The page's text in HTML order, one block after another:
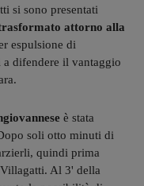
si sono presentati
attorno alla
espulsione di
difendere il vantaggio
è stata
soli otto minuti di
quindi prima
Al 3' della